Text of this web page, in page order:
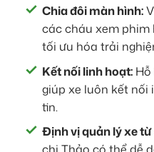
Chia đôi màn hình:
các cháu xem
tối ưu hóa trải
Kết nối linh hoạt:
giúp xe luôn kết
tin.
Định vị quản lý xe từ